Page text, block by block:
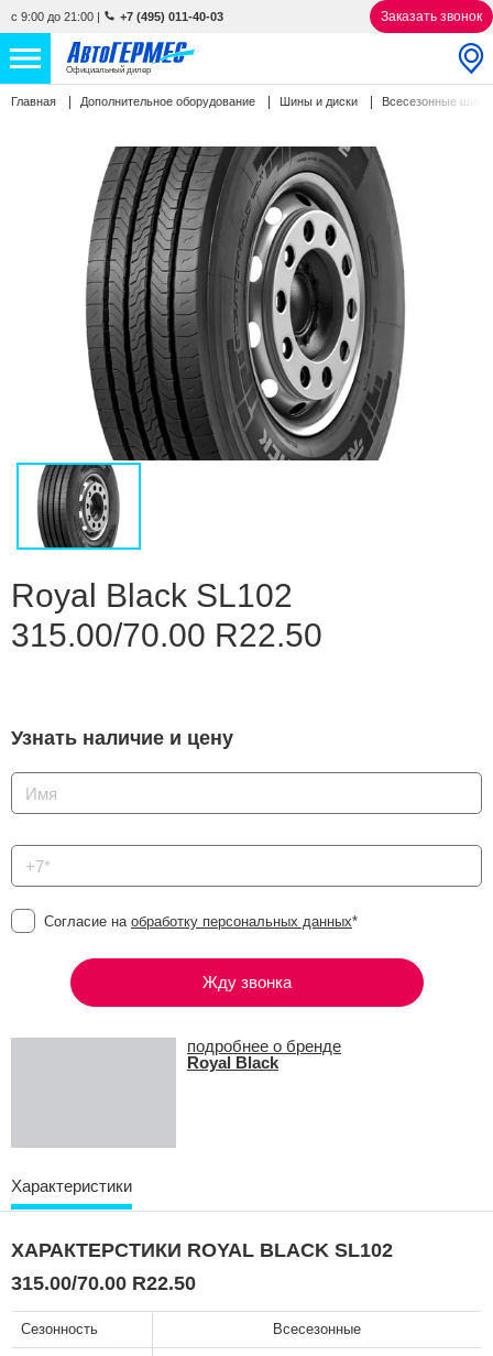
с 9:00 до 21:00 | +7 (495) 011-40-03 Заказать звонок
Официальный дилер
НОВЫЕ АВТОМОБИЛИ 4808 авто
С ПРОБЕГОМ 841 авто
О КОМПАНИИ
КОНТАКТЫ
Избранное
Сравнение
Личный кабинет
Главная Дополнительное оборудование Шины и диски Всесезонные
Royal Black SL102
315.00/70.00 R22.50
Узнать наличие и цену
Согласие на обработку персональных данных*
Жду звонка
подробнее о бренде
Royal Black
Характеристики
ХАРАКТЕРСТИКИ ROYAL BLACK SL102
315.00/70.00 R22.50
Сезонность Всесезонные